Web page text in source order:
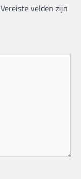
Vereiste velden zijn